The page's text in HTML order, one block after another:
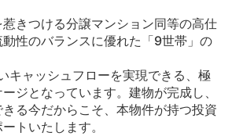
きつける分譲マンション同等の高仕
性のバランスに優れた「9世帯」の
キャッシュフローを実現できる、極
ジとなっています。建物が完成し、
る今だからこそ、本物件が持つ投資
トいたします。